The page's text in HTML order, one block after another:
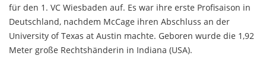
für den 1. VC Wiesbaden auf. Es war ihre erste Profisaison in
Deutschland, nachdem McCage ihren Abschluss an der
University of Texas at Austin machte. Geboren wurde die 1,92
Meter große Rechtshänderin in Indiana (USA).